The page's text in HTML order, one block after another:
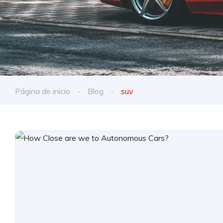
Página de inicio Blog suv